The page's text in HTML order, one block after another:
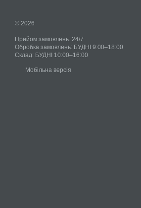
© 2026
Прийом замовлень: 24/7
Обробка замовлень: БУДНІ 9:00–18:00
Склад: БУДНІ 10:00–16:00
Мобільна версія